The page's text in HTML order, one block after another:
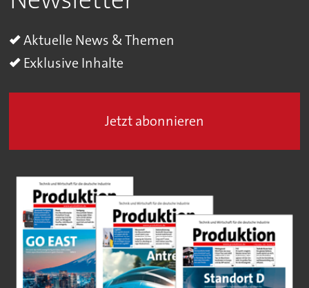
Aktuelle News & Themen
Exklusive Inhalte
Jetzt abonnieren